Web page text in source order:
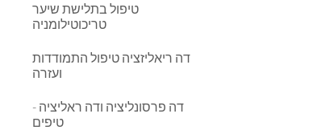
טיפול בתלישת שיער
טריכוטילומניה
דה ריאליזציה טיפול התמודדות
ועזרה
דה פרסונליציה ודה ראליציה -
טיפים